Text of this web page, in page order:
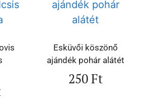
Esküvői köszönő
ajándék pohár alátét
250Ft